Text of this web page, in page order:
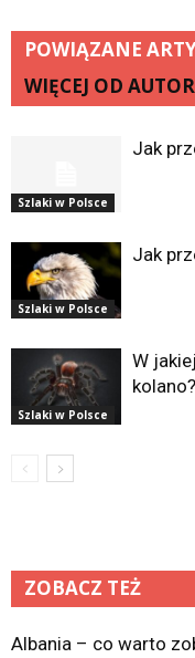
POWIĄZANE
WIĘCEJ OD
Szlaki w Polsce
Jak
Szlaki w Polsce
Jak
Szlaki w Polsce
W
kolano?
ZOBACZ TEŻ
Albania – co warto